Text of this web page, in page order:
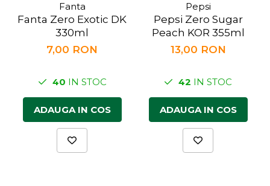
Fanta
Fanta Zero Exotic DK
330ml
7,00 RON
40 IN STOC
ADAUGA IN COS
Pepsi
Pepsi Zero Sugar
Peach KOR 355ml
13,00 RON
42 IN STOC
ADAUGA IN COS